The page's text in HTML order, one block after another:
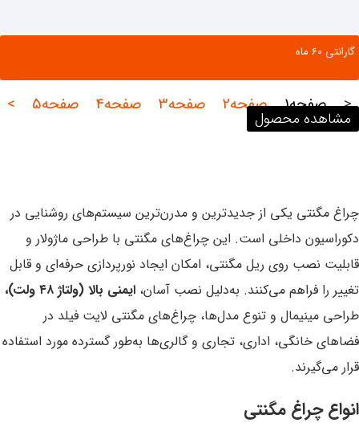
مشاهده محصول
گارانتی ‌60 ماه
< صفحه1 صفحه2 صفحه3 صفحه4 صفحه5
>
چراغ مگنتی یکی از جدیدترین و مدرن‌ترین سیستم‌های روشنایی در
دکوراسیون داخلی است. این چراغ‌های مگنتی با طراحی ماژولار و
قابلیت نصب روی ریل مگنتی، امکان ایجاد نورپردازی حرفه‌ای و قابل
تغییر را فراهم می‌کنند. به‌دلیل نصب آسان، ایمنی بالا (ولتاژ ۴۸ ولت)،
طراحی مینیمال و تنوع مدل‌ها، چراغ‌های مگنتی لایت فیلد در
فضاهای خانگی، اداری، تجاری و گالری‌ها به‌طور گسترده مورد استفاده
قرار می‌گیرند.
انواع چراغ مگنتی